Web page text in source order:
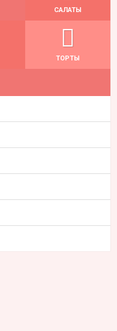
САЛАТЫ
ТОРТЫ